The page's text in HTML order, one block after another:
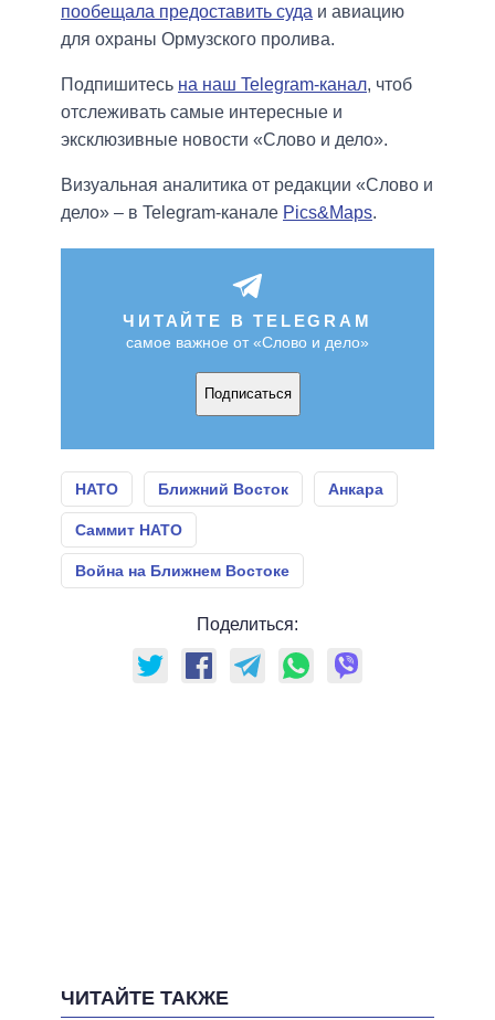
пообещала предоставить суда и авиацию
для охраны Ормузского пролива.
Подпишитесь на наш Telegram-канал, чтоб
отслеживать самые интересные и
эксклюзивные новости «Слово и дело».
Визуальная аналитика от редакции «Слово и
дело» – в Telegram-канале Pics&Maps.
ЧИТАЙТЕ В TELEGRAM
самое важное от «Слово и дело»
Подписаться
НАТО Ближний Восток Анкара
Саммит НАТО
Война на Ближнем Востоке
Поделиться:
ЧИТАЙТЕ ТАКЖЕ